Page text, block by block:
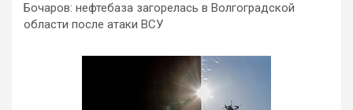
Бочаров: нефтебаза загорелась в Волгоградской
области после атаки ВСУ